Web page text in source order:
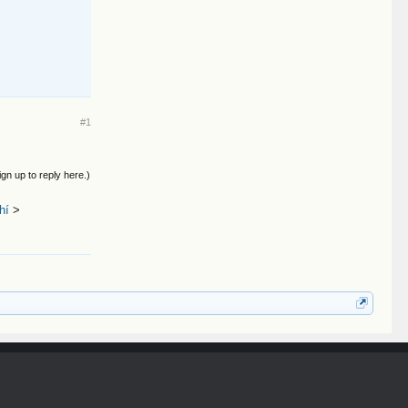
#1
up to reply here.)
>